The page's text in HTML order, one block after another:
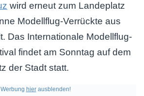
wird erneut zum Landeplatz
Modellflug-Verrückte aus
Das Internationale Modellflug-
findet am Sonntag auf dem
der Stadt statt.
Werbung hierausblenden!